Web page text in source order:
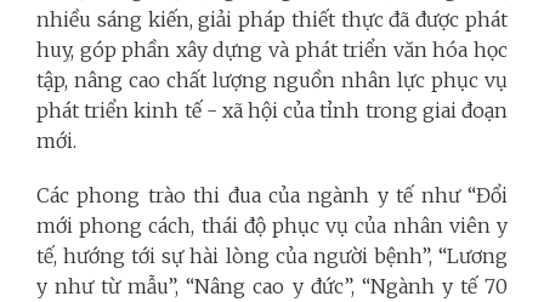
nhiều sáng kiến, giải pháp thiết thực đã được phát
huy, góp phần xây dựng và phát triển văn hóa học
tập, nâng cao chất lượng nguồn nhân lực phục vụ
phát triển kinh tế - xã hội của tỉnh trong giai đoạn
mới.
Các phong trào thi đua của ngành y tế như “Đổi
mới phong cách, thái độ phục vụ của nhân viên y
tế, hướng tới sự hài lòng của người bệnh”, “Lương
y như từ mẫu”, “Nâng cao y đức”, “Ngành y tế 70